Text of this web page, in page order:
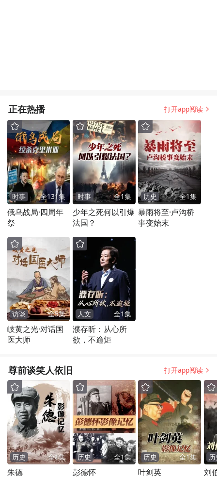
正在热播 打开app阅读
时事 全131集
俄乌战局·四周年
祭
时事 全1集
少年之死何以引爆
法国？
历史 全1集
暴雨将至·卢沟桥
事变始末
访谈 全5集
岐黄之光·对话国
医大师
人文 全1集
濮存昕：从心所
欲，不逾矩
尊前谈笑人依旧 打开app阅读
历史 全1集
朱德
历史 全1集
彭德怀
历史 全1集
叶剑英 刘